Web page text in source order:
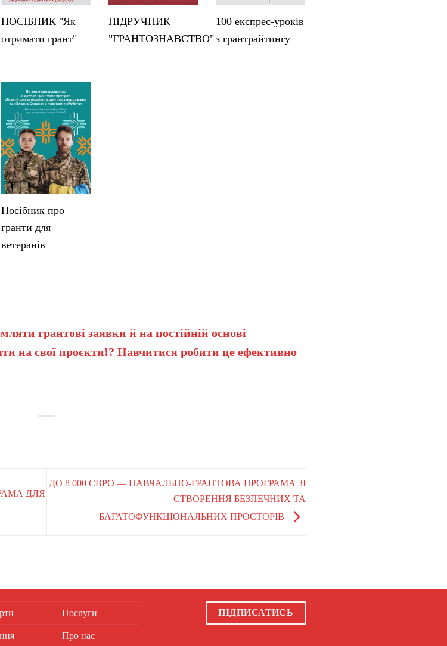
ПОСІБНИК "Як
отримати грант"
ПІДРУЧНИК
"ГРАНТОЗНАВСТВО"
100 експрес-уроків
з грантрайтингу
Посібник про
гранти для
ветеранів
грантові заявки й на постійній основі
на свої проєкти!? Навчитися робити це ефективно
ДЛЯ
ДО 8 000 ЄВРО — НАВЧАЛЬНО-ГРАНТОВА ПРОГРАМА ЗІ
СТВОРЕННЯ БЕЗПЕЧНИХ ТА
БАГАТОФУНКЦІОНАЛЬНИХ ПРОСТОРІВ
Послуги
Про нас
ПІДПИСАТИСЬ